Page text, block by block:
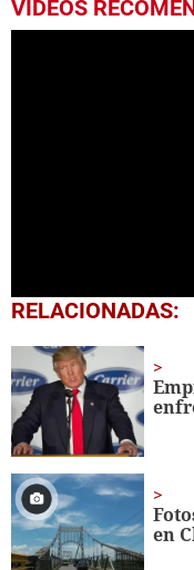
VIDEOS
0
seconds
minute,
40
seconds
RELACIONADAS:
en